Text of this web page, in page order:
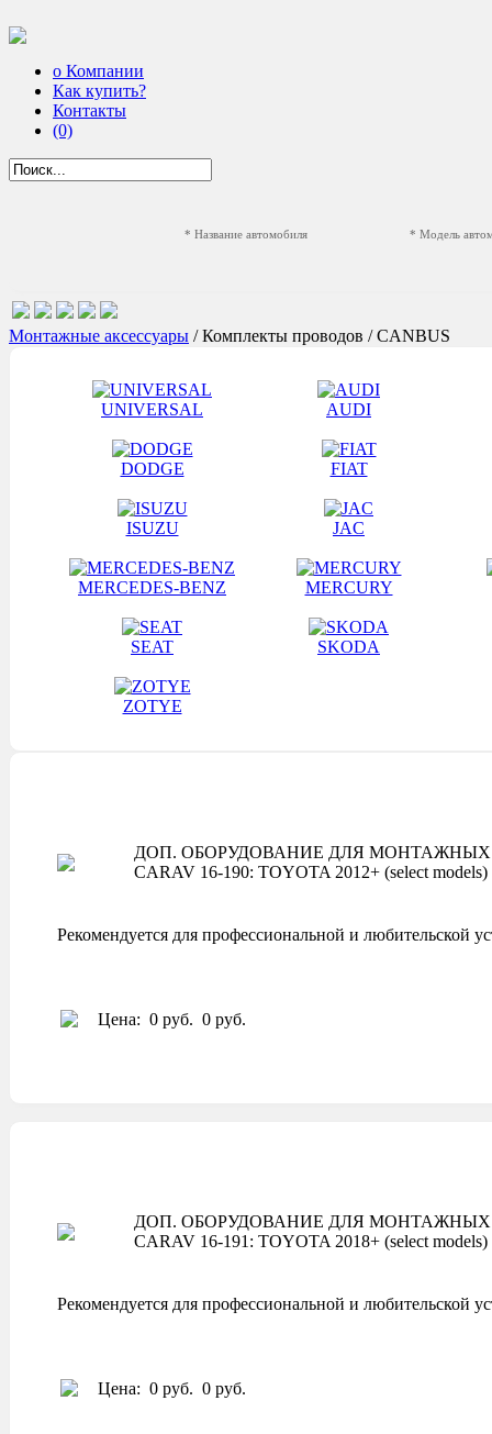
о Компании
Как купить?
Контакты
(0)
* Название автомобиля * Модель
Монтажные аксессуары / Комплекты проводов / CANBUS
UNIVERSAL AUDI
DODGE FIAT
ISUZU JAC
MERCEDES-BENZ MERCURY
SEAT SKODA
ZOTYE
ДОП. ОБОРУДОВАНИЕ ДЛЯ МОНТАЖНЫХ
CARAV 16-190: TOYOTA 2012+ (select models)
Рекомендуется для профессиональной и любительской
Цена: 0 руб. 0 руб.
ДОП. ОБОРУДОВАНИЕ ДЛЯ МОНТАЖНЫХ
CARAV 16-191: TOYOTA 2018+ (select models)
Рекомендуется для профессиональной и любительской
Цена: 0 руб. 0 руб.